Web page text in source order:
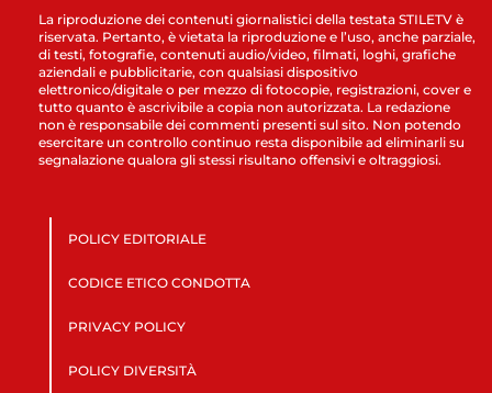
La riproduzione dei contenuti giornalistici della testata STILETV è
riservata. Pertanto, è vietata la riproduzione e l’uso, anche parziale,
di testi, fotografie, contenuti audio/video, filmati, loghi, grafiche
aziendali e pubblicitarie, con qualsiasi dispositivo
elettronico/digitale o per mezzo di fotocopie, registrazioni, cover e
tutto quanto è ascrivibile a copia non autorizzata. La redazione
non è responsabile dei commenti presenti sul sito. Non potendo
esercitare un controllo continuo resta disponibile ad eliminarli su
segnalazione qualora gli stessi risultano offensivi e oltraggiosi.
POLICY EDITORIALE
CODICE ETICO CONDOTTA
PRIVACY POLICY
POLICY DIVERSITÀ